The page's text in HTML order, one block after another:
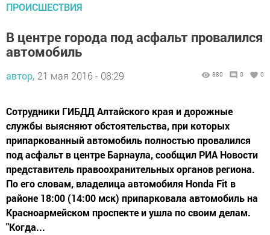
ПРОИСШЕСТВИЯ
В центре города под асфальт провалился
автомобиль
автор, 21 мая 2016 - 08:29 880 0 0
Сотрудники ГИБДД Алтайского края и дорожные
службы выясняют обстоятельства, при которых
припаркованный автомобиль полностью провалился
под асфальт в центре Барнаула, сообщил РИА Новости
представитель правоохранительных органов региона.
По его словам, владелица автомобиля Honda Fit в
районе 18:00 (14:00 мск) припарковала автомобиль на
Красноармейском проспекте и ушла по своим делам.
"Когда...